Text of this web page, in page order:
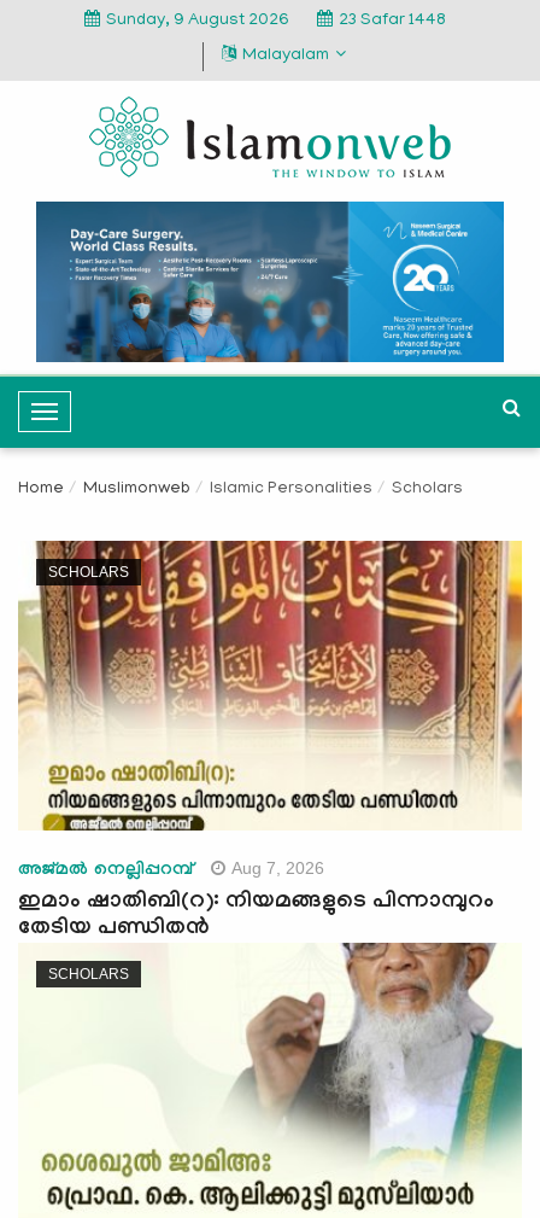
Sunday, 9 August 2026
23 Safar 1448
Malayalam
T
o
e
N
a
v
i
g
t
i
o
Home Muslimonweb Islamic Personalities Scholars
SCHOLARS
അജ്മല്‍ നെല്ലിപ്പറമ്പ് Aug 7, 2026
ഇമാം ഷാതിബി(റ): നിയമങ്ങളുടെ പിന്നാമ്പുറം
തേടിയ പണ്ഡിതൻ
SCHOLARS